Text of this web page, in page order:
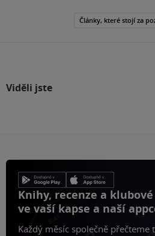
Články, které stojí za
Viděli jste
Knihy, recenze a
ve vaší kapse a naší
Každý měsíc společně přečteme